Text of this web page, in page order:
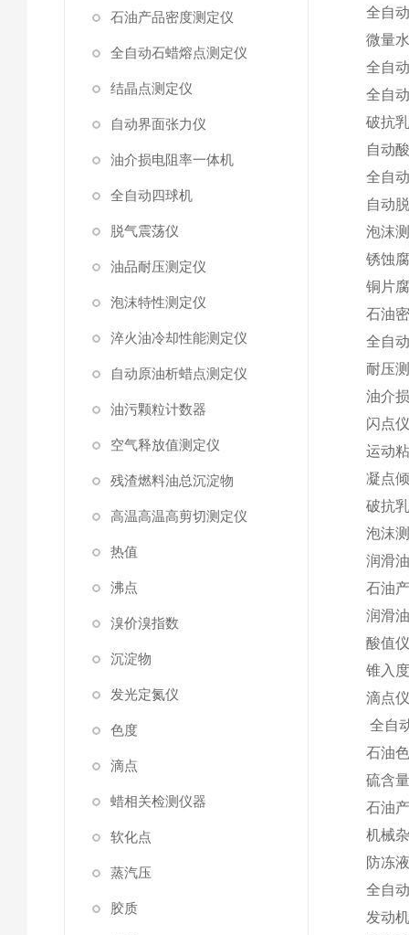
石油产品密度测定仪
全自动石蜡熔点测定仪
结晶点测定仪
自动界面张力仪
油介损电阻率一体机
全自动四球机
脱气震荡仪
油品耐压测定仪
泡沫特性测定仪
淬火油冷却性能测定仪
自动原油析蜡点测定仪
油污颗粒计数器
空气释放值测定仪
残渣燃料油总沉淀物
高温高温高剪切测定仪
热值
沸点
溴价溴指数
沉淀物
发光定氮仪
色度
滴点
蜡相关检测仪器
软化点
蒸汽压
胶质
全自
微量
全自
全自
破抗
自动
全自
自动
泡沫
锈蚀
铜片
石油
全自
耐压
油介
闪点
运动
凝点
破抗
泡沫
润滑
石油
润滑
酸值
锥入
滴点
全自
石油
硫含
石油
机械
防冻
全自
发动